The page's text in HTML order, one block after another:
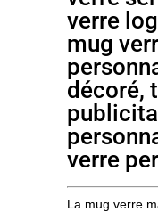
verre
mug
décoré,
verre
La mug verre